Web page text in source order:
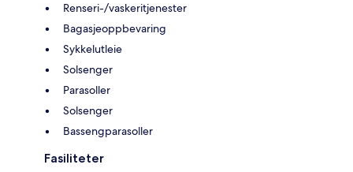
Renseri-/vaskeritjenester
Bagasjeoppbevaring
Sykkelutleie
Solsenger
Parasoller
Solsenger
Bassengparasoller
Fasiliteter